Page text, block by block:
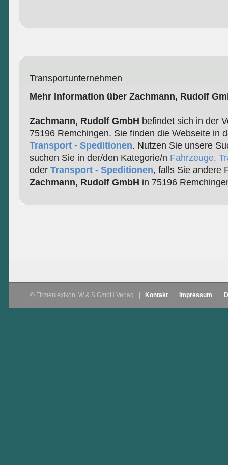
Transportunternehmen
Mehr Information über Zachmann, Rudolf
Zachmann, Rudolf GmbH befindet sich in der
75196 Remchingen. Sie finden die Webseite in
Transport - Speditionen. Nutzen Sie unsere
suchen Sie in der/den Kategorie/n Fahrzeuge,
oder Transport - Speditionen, falls Sie andere
Zachmann, Rudolf GmbH in 75196
© Firmenlexikon, W & S GmbH Verlag Kontakt Impressum